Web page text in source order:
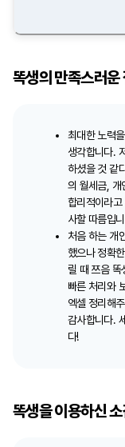
똑생의 만족스러운
최대한 노력
생각합니다.
하셨을 것 같
의 월세금, 개
합리적이라
사할 따름입
처음 하는 개
했으나 정확
릴 때 쯔음 똑
빠른 처리와
엑셀 정리해
감사합니다.
다!
똑생을 이용하신